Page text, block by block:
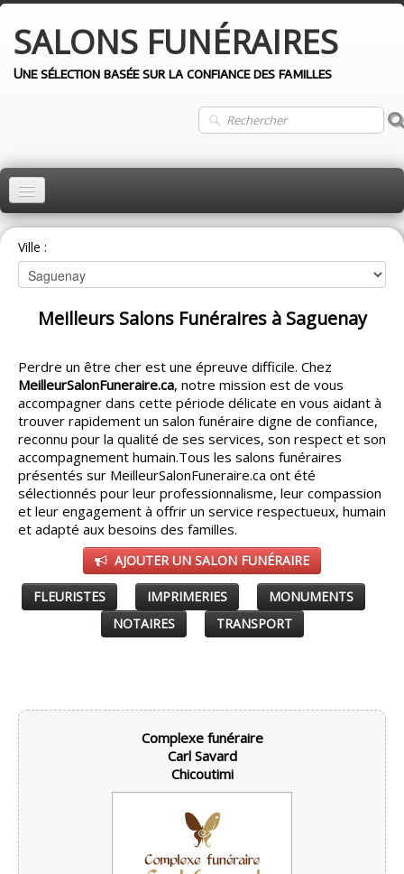
SALONS FUNÉRAIRES
Une sélection basée sur la confiance des familles
ACCUEIL
MONTRÉAL
QUÉBEC
LAVAL
LONGUEUIL
AUTRES VILLES
CONSEILS▼
PARTENAIRES ▼
ESPACE SALON
Ville :
Meilleurs Salons Funéraires à Saguenay
Perdre un être cher est une épreuve difficile. Chez
MeilleurSalonFuneraire.ca, notre mission est de vous
accompagner dans cette période délicate en vous aidant à
trouver rapidement un salon funéraire digne de confiance,
reconnu pour la qualité de ses services, son respect et son
accompagnement humain.Tous les salons funéraires
présentés sur MeilleurSalonFuneraire.ca ont été
sélectionnés pour leur professionnalisme, leur compassion
et leur engagement à offrir un service respectueux, humain
et adapté aux besoins des familles.
AJOUTER UN SALON FUNÉRAIRE
FLEURISTES IMPRIMERIES
MONUMENTS
NOTAIRES
TRANSPORT
Complexe funéraire
Carl Savard
Chicoutimi